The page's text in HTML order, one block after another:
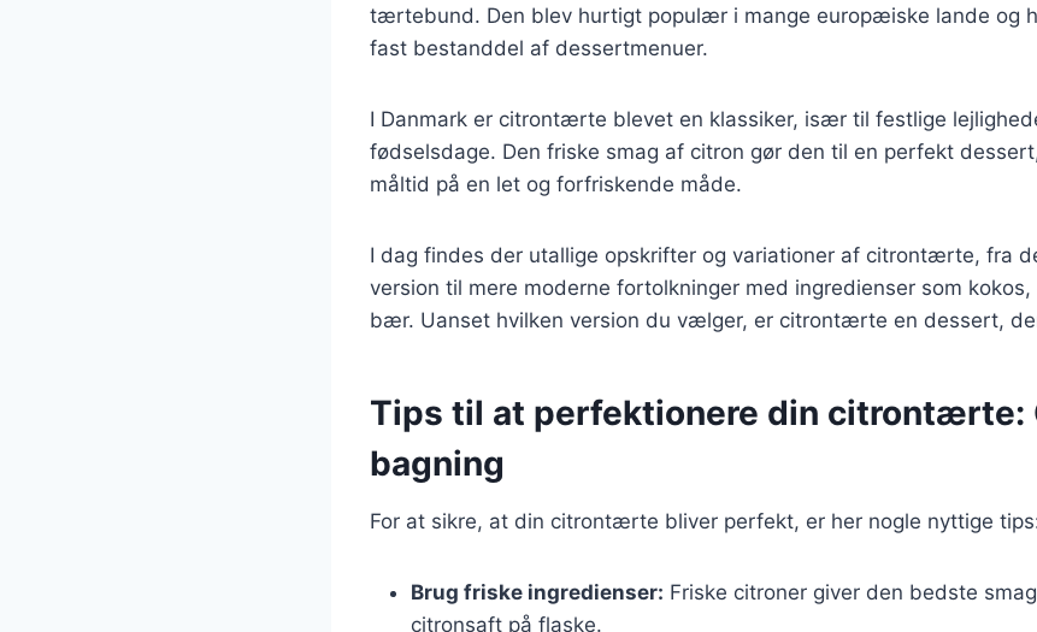
tærtebund. Den blev hurtigt populær i mange europæiske lande og
fast bestanddel af dessertmenuer.
I Danmark er citrontærte blevet en klassiker, især til festlige
fødselsdage. Den friske smag af citron gør den til en perfekt
måltid på en let og forfriskende måde.
I dag findes der utallige opskrifter og variationer af citrontærte, fra
version til mere moderne fortolkninger med ingredienser som
bær. Uanset hvilken version du vælger, er citrontærte en dessert,
Tips til at perfektionere din citrontærte:
bagning
For at sikre, at din citrontærte bliver perfekt, er her nogle nyttige
Brug friske ingredienser: Friske citroner giver den bedste
citronsaft på flaske.